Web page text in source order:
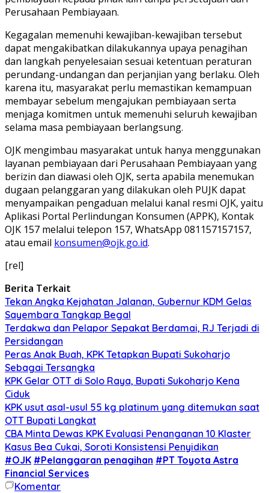
Perusahaan Pembiayaan.
Kegagalan memenuhi kewajiban-kewajiban tersebut
dapat mengakibatkan dilakukannya upaya penagihan
dan langkah penyelesaian sesuai ketentuan peraturan
perundang-undangan dan perjanjian yang berlaku. Oleh
karena itu, masyarakat perlu memastikan kemampuan
membayar sebelum mengajukan pembiayaan serta
menjaga komitmen untuk memenuhi seluruh kewajiban
selama masa pembiayaan berlangsung.
OJK mengimbau masyarakat untuk hanya menggunakan
layanan pembiayaan dari Perusahaan Pembiayaan yang
berizin dan diawasi oleh OJK, serta apabila menemukan
dugaan pelanggaran yang dilakukan oleh PUJK dapat
menyampaikan pengaduan melalui kanal resmi OJK, yaitu
Aplikasi Portal Perlindungan Konsumen (APPK), Kontak
OJK 157 melalui telepon 157, WhatsApp 081157157157,
atau email konsumen@ojk.go.id.
[rel]
Berita Terkait
Tekan Angka Kejahatan Jalanan, Gubernur KDM Gelas
Sayembara Tangkap Begal
Terdakwa dan Pelapor Sepakat Berdamai, RJ Terjadi di
Persidangan
Peras Anak Buah, KPK Tetapkan Bupati Sukoharjo
Sebagai Tersangka
KPK Gelar OTT di Solo Raya, Bupati Sukoharjo Kena
Ciduk
KPK usut asal-usul 55 kg platinum yang ditemukan saat
OTT Bupati Langkat
CBA Minta Dewas KPK Evaluasi Penanganan 10 Klaster
Kasus Bea Cukai, Soroti Konsistensi Penyidikan
#OJK #Pelanggaran penagihan #PT Toyota Astra
Financial Services
Komentar